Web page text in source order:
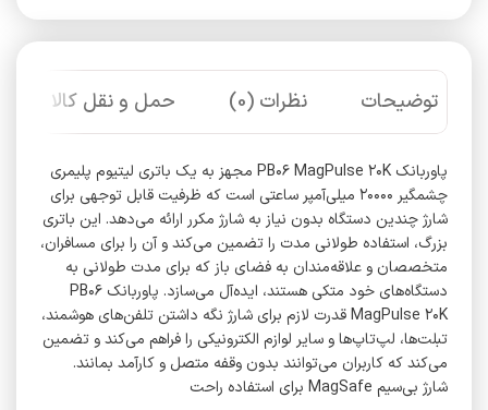
توضیحات نظرات (0) حمل و نقل کالا
پاوربانک PB۰۶ MagPulse ۲۰K مجهز به یک باتری لیتیوم پلیمری
چشمگیر ۲۰۰۰۰ میلی‌آمپر ساعتی است که ظرفیت قابل توجهی برای
شارژ چندین دستگاه بدون نیاز به شارژ مکرر ارائه می‌دهد. این باتری
بزرگ، استفاده طولانی مدت را تضمین می‌کند و آن را برای مسافران،
متخصصان و علاقه‌مندان به فضای باز که برای مدت طولانی به
دستگاه‌های خود متکی هستند، ایده‌آل می‌سازد. پاوربانک PB۰۶
MagPulse ۲۰K قدرت لازم برای شارژ نگه داشتن تلفن‌های هوشمند،
تبلت‌ها، لپ‌تاپ‌ها و سایر لوازم الکترونیکی را فراهم می‌کند و تضمین
می‌کند که کاربران می‌توانند بدون وقفه متصل و کارآمد بمانند.
شارژ بی‌سیم MagSafe برای استفاده راحت